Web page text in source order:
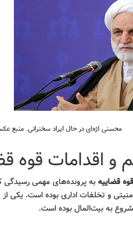
محسنی اژه‌ای در حال ایراد سخنرانی. منبع
و اقدامات قوه
قوه قضاییهبه پرونده‌های مهمی رسیدگی
و تخلفات اداری بوده است. یکی
به بیت‌المال بوده است.